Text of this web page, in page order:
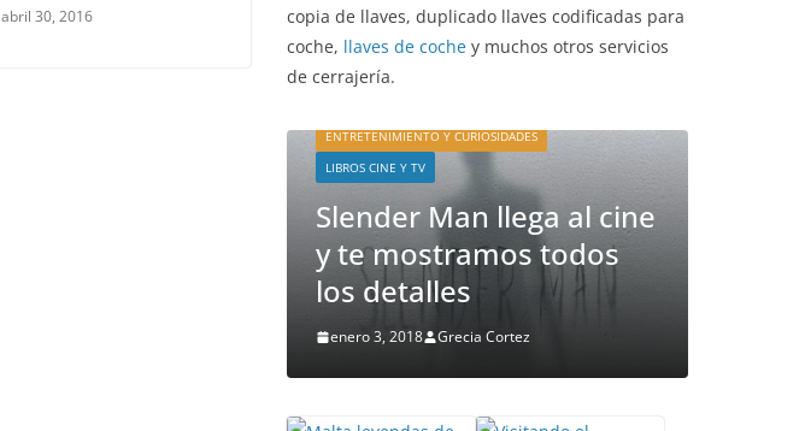
abril 30, 2016
copia de llaves, duplicado llaves codificadas para
coche, llaves de coche y muchos otros servicios
de cerrajería.
ENTRETENIMIENTO Y CURIOSIDADES
LIBROS CINE Y TV
Slender Man llega al cine
y te mostramos todos
los detalles
enero 3, 2018 Grecia Cortez